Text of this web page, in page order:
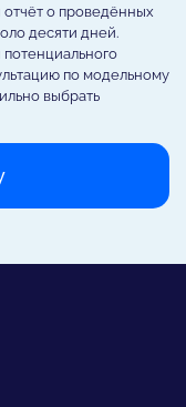
отчёт о проведённых
десяти дней.
по модельному
выбрать